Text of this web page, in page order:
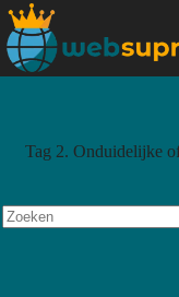
Tag 2. Onduidelijke